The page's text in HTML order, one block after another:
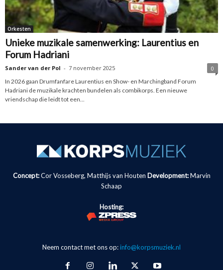
Orkesten
Unieke muzikale samenwerking: Laurentius en
Forum Hadriani
Sander van der Pol - 7 november 2025
0
In 2026 gaan Drumfanfare Laurentius en Show- en Marchingband Forum
Hadriani de muzikale krachten bundelen als combikorps. Een nieuwe
vriendschap die leidt tot een...
Concept:Cor Vosseberg, Matthijs van Houten Development: Marvin
Schaap
Hosting:
Neem contact met ons op:info@korpsmuziek.nl